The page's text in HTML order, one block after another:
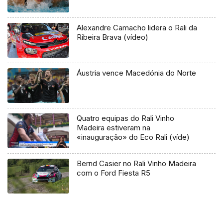
Alexandre Camacho lidera o Rali da
Ribeira Brava (vídeo)
Áustria vence Macedónia do Norte
Quatro equipas do Rali Vinho
Madeira estiveram na
«inauguração» do Eco Rali (víde)
Bernd Casier no Rali Vinho Madeira
com o Ford Fiesta R5